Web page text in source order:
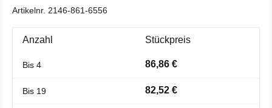
Artikelnr. 2146-861-6556
Anzahl Stückpreis
Bis 4 86,86 €
Bis 19 82,52 €